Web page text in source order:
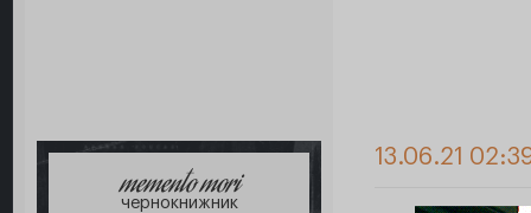
memento mori
чернокнижник
13.06.21